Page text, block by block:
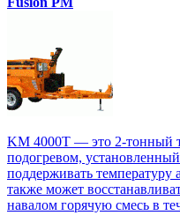
KM 4000T — это 2-тонный
подогревом,
поддерживать температуру
также может
навалом горячую смесь в